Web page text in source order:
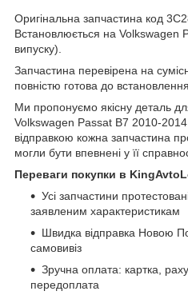
Оригінальна запчастина код
Встановлюється на Volkswagen
випуску).
Запчастина перевірена на
повністю готова до
Ми пропонуємо якісну деталь
Volkswagen Passat B7 2010-2014
відправкою кожна запчастина
могли бути впевнені у її
Переваги покупки в
Усі запчастини
заявленим характеристикам
Швидка відправка Новою
самовивіз
Зручна оплата: картка,
передоплата